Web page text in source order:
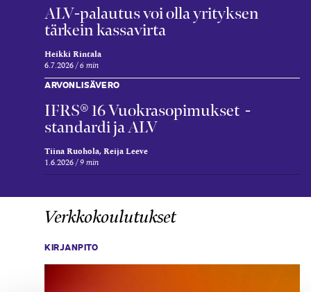
ALV-palautus voi olla yrityksen
tärkein kassavirta
Heikki Rintala
6.7.2026 6 min
ARVONLISÄVERO
IFRS® 16 Vuokrasopimukset -
standardi ja ALV
Tiina Ruohola, Reija Leeve
1.6.2026 9 min
Verkkokoulutukset
KIRJANPITO